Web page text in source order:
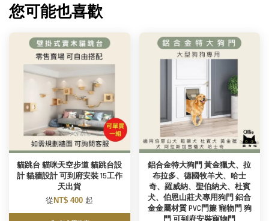
您可能也喜歡
貓跳台 貓咪天空步道 貓跳台設
計 貓牆設計 可到府安裝 15工作
天出貨
從 NT$ 400 起
鋁合金特大狗門 黃金獵犬、拉
布拉多、德國牧羊犬、哈士
奇、羅威納、聖伯納犬、杜賓
犬、伯恩山莊犬專用狗門 鋁合
金金屬材質 PVC門簾 寵物門 狗